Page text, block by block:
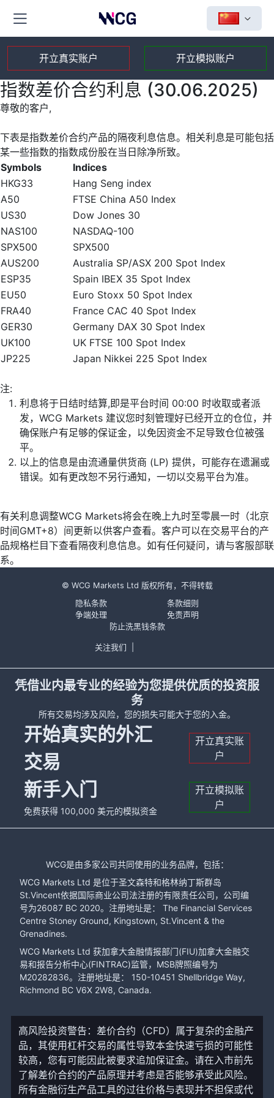
开立真实账户 开立模拟账户
指数差价合约利息 (30.06.2025)
尊敬的客户,
下表是指数差价合约产品的隔夜利息信息。相关利息是可能包括
某一些指数的指数成份股在当日除净所致。
Symbols
Indices
HKG33
Hang Seng index
A50
FTSE China A50 Index
US30
Dow Jones 30
NAS100
NASDAQ-100
SPX500
SPX500
AUS200
Australia SP/ASX 200 Spot Index
ESP35
Spain IBEX 35 Spot Index
EU50
Euro Stoxx 50 Spot Index
FRA40
France CAC 40 Spot Index
GER30
Germany DAX 30 Spot Index
UK100
UK FTSE 100 Spot Index
JP225
Japan Nikkei 225 Spot Index
注:
利息将于日结时结算,即是平台时间 00:00 时收取或者派
发，WCG Markets 建议您时刻管理好已经开立的仓位，并
确保账户有足够的保证金，以免因资金不足导致仓位被强
平。
以上的信息是由流通量供货商 (LP) 提供，可能存在遗漏或
错误。如有更改恕不另行通知，一切以交易平台为准。
有关利息调整WCG Markets将会在晚上九时至零晨一时（北京
时间GMT+8）间更新以供客户查看。客户可以在交易平台的产
品规格栏目下查看隔夜利息信息。如有任何疑问，请与客服部联
系。
© WCG Markets Ltd 版权所有，不得转载
隐私条款
条款细则
争端处理
免责声明
防止洗黑钱条款
关注我们
凭借业内最专业的经验为您提供优质的投资服
务
所有交易均涉及风险，您的损失可能大于您的入金。
开始真实的外汇
交易
开立真实账
户
新手入门
免费获得 100,000 美元的模拟资金
开立模拟账
户
WCG是由多家公司共同使用的业务品牌，包括：
WCG Markets Ltd 是位于圣文森特和格林纳丁斯群岛
St.Vincent依据国际商业公司法注册的有限责任公司，公司编
号为26087 BC 2020。注册地址是： The Financial Services
Centre Stoney Ground, Kingstown, St.Vincent & the
Grenadines.
WCG Markets Ltd 获加拿大金融情报部门(FIU)加拿大金融交
易和报告分析中心(FINTRAC)监管，MSB牌照编号为
M20282836。注册地址是： 150-10451 Shellbridge Way,
Richmond BC V6X 2W8, Canada.
高风险投资警告：差价合约（CFD）属于复杂的金融产
品，其使用杠杆交易的属性导致本金快速亏损的可能性
较高，您有可能因此被要求追加保证金。请在入市前先
了解差价合约的产品原理并考虑是否能够承受此风险。
所有金融衍生产品工具的过往价格与表现并不担保或代